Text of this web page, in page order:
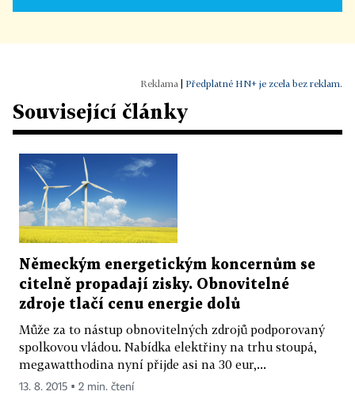
Předplatné HN+ je zcela bez reklam.
Související články
Německým energetickým koncernům se
citelně propadají zisky. Obnovitelné
zdroje tlačí cenu energie dolů
Může za to nástup obnovitelných zdrojů podporovaný
spolkovou vládou. Nabídka elektřiny na trhu stoupá,
megawatthodina nyní přijde asi na 30 eur,...
13. 8. 2015 ▪ 2 min. čtení